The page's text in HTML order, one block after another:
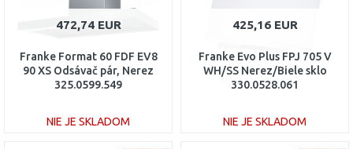
472,74 EUR
Franke Format 60 FDF EV8
90 XS Odsávač pár, Nerez
325.0599.549
NIE JE SKLADOM
425,16 EUR
Franke Evo Plus FPJ 705 V
WH/SS Nerez/Biele sklo
330.0528.061
NIE JE SKLADOM